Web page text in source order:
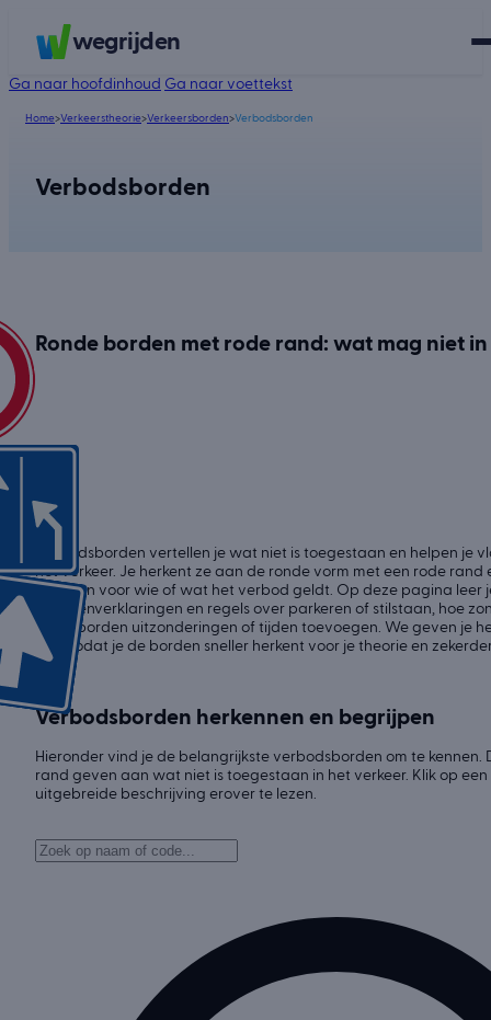
wegrijden
Ga naar hoofdinhoud Ga naar voettekst
Home>Verkeerstheorie>Verkeersborden>Verbodsborden
Verbodsborden
Ronde borden met rode rand: wat mag niet
Verbodsborden vertellen je wat niet is toegestaan en helpen je
het verkeer. Je herkent ze aan de ronde vorm met een rode
laat zien voor wie of wat het verbod geldt. Op deze pagina leer
geslotenverklaringen en regels over parkeren of stilstaan, hoe
onderborden uitzonderingen of tijden toevoegen. We geven je
tips, zodat je de borden sneller herkent voor je theorie en
Verbodsborden herkennen en begrijpen
Hieronder vind je de belangrijkste verbodsborden om te kennen.
rand geven aan wat niet is toegestaan in het verkeer. Klik op
uitgebreide beschrijving erover te lezen.